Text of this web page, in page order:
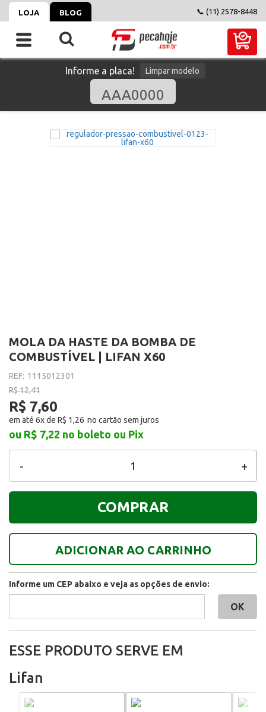
LOJA BLOG 📞 (11) 2578-8448
Informe a placa! Limpar modelo
MOLA DA HASTE DA BOMBA DE
COMBUSTÍVEL | LIFAN X60
REF: 1115012301
R$ 12,41
R$ 7,60
em até 6x de R$ 1,26
ou R$ 7,22 no boleto ou Pix
+
-
ADICIONAR AO CARRINHO
COMPRAR
Informe um CEP abaixo e veja as opções de envio:
ESSE PRODUTO SERVE EM
Lifan